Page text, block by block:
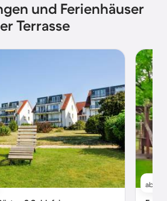
und Ferienhäuser
Terrasse
ab